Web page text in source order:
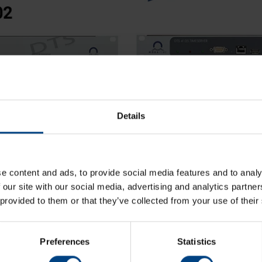
Details
content and ads, to provide social media features and to
site with our social media, advertising and analytics
to them or that they’ve collected from your use of
Preferences Statistics
V1 ne sont plus supportés par les mises à
infrastructures critiques. Si vous utilisez
nous contacter pour une offre de
V2 a eu lieu pour les DTS 4135 et DTS
s'accompagne également d'un
la plus récente est disponibleici.